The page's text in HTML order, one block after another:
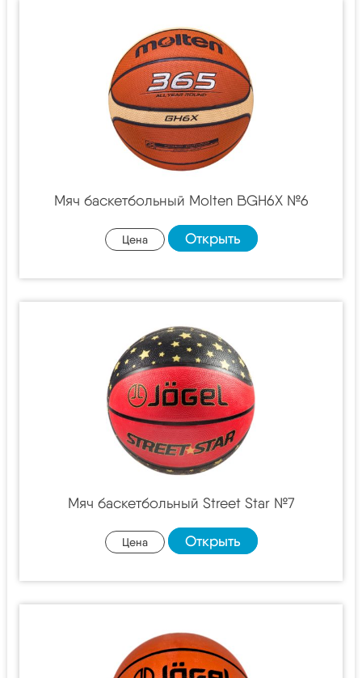
Мяч баскетбольный Molten BGH6X №6
Цена Открыть
Мяч баскетбольный Street Star №7
Цена Открыть